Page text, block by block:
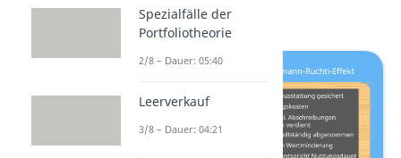
nicht berücksichtigt
Spezialfälle der
Portfoliotheorie
2/8 – Dauer: 05:40
Leerverkauf
3/8 – Dauer: 04:21